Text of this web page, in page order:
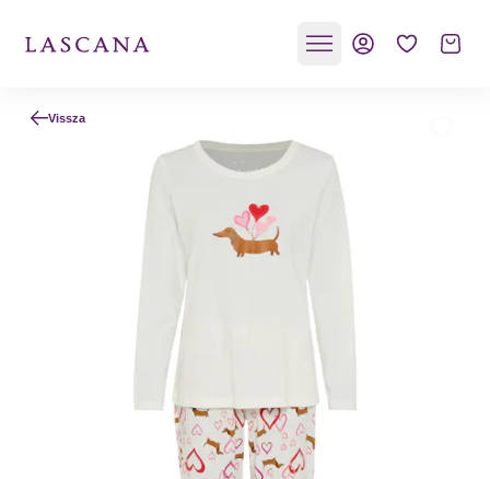
Vissza